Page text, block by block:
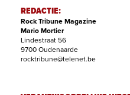
REDACTIE:
Rock Tribune Magazine
Mario Mortier
Lindestraat 56
9700 Oudenaarde
rocktribune@telenet.be